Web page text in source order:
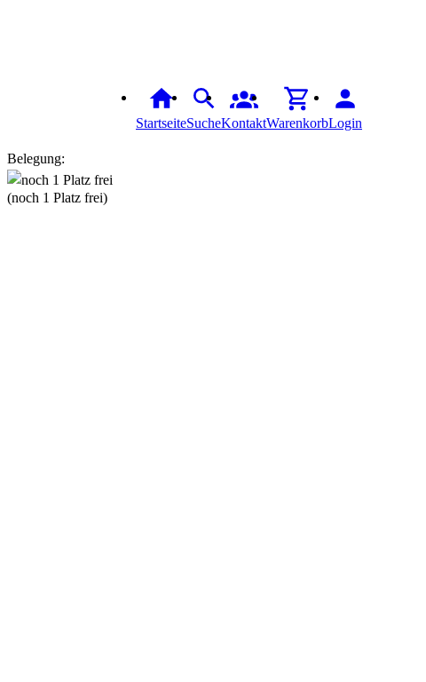
StartseiteSucheKontaktWarenkorbLogin
Belegung:
(noch 1 Platz frei)